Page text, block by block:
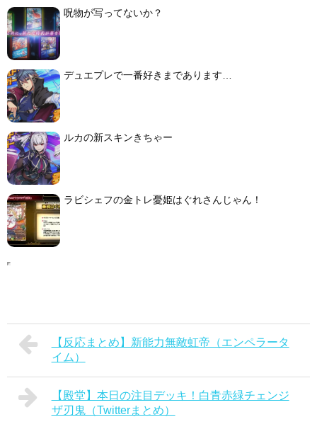
呪物が写ってないか？
デュエプレで一番好きまであります…
ルカの新スキンきちゃー
ラビシェフの金トレ憂姫はぐれさんじゃん！
【反応まとめ】新能力無敵虹帝（エンペラータ
イム）
【殿堂】本日の注目デッキ！白青赤緑チェンジ
ザ刃鬼（Twitterまとめ）